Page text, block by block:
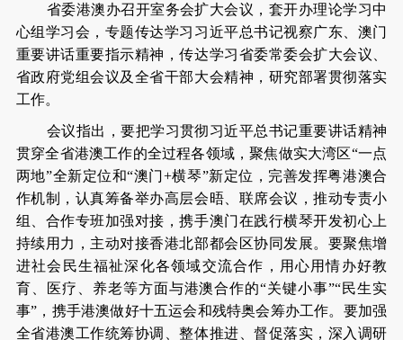
省委港澳办召开室务会扩大会议，套开办理论学习中
心组学习会，专题传达学习习近平总书记视察广东、澳门
重要讲话重要指示精神，传达学习省委常委会扩大会议、
省政府党组会议及全省干部大会精神，研究部署贯彻落实
工作。
会议指出，要把学习贯彻习近平总书记重要讲话精神
贯穿全省港澳工作的全过程各领域，聚焦做实大湾区“一点
两地”全新定位和“澳门+横琴”新定位，完善发挥粤港澳合
作机制，认真筹备举办高层会晤、联席会议，推动专责小
组、合作专班加强对接，携手澳门在践行横琴开发初心上
持续用力，主动对接香港北部都会区协同发展。要聚焦增
进社会民生福祉深化各领域交流合作，用心用情办好教
育、医疗、养老等方面与港澳合作的“关键小事”“民生实
事”，携手港澳做好十五运会和残特奥会筹办工作。要加强
全省港澳工作统筹协调、整体推进、督促落实，深入调研